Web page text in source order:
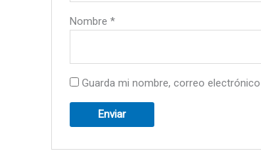
Nombre*
Guarda mi nombre, correo